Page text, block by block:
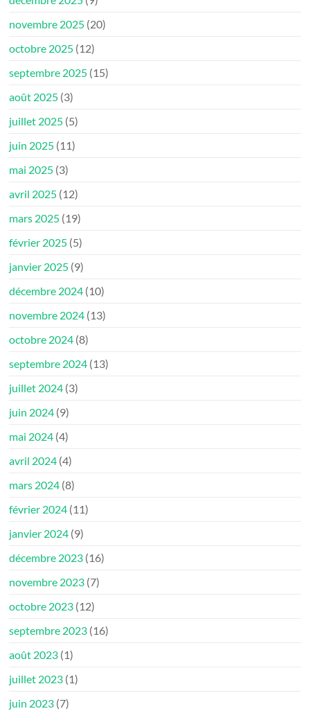
novembre 2025 (20)
octobre 2025 (12)
septembre 2025 (15)
août 2025 (3)
juillet 2025 (5)
juin 2025 (11)
mai 2025 (3)
avril 2025 (12)
mars 2025 (19)
février 2025 (5)
janvier 2025 (9)
décembre 2024 (10)
novembre 2024 (13)
octobre 2024 (8)
septembre 2024 (13)
juillet 2024 (3)
juin 2024 (9)
mai 2024 (4)
avril 2024 (4)
mars 2024 (8)
février 2024 (11)
janvier 2024 (9)
décembre 2023 (16)
novembre 2023 (7)
octobre 2023 (12)
septembre 2023 (16)
août 2023 (1)
juillet 2023 (1)
juin 2023 (7)